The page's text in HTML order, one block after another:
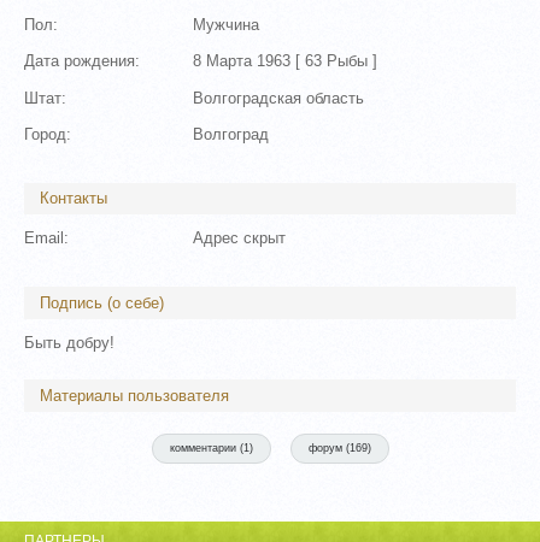
Пол: Мужчина
Дата рождения: 8 Марта 1963 [63 Рыбы ]
Штат: Волгоградская область
Город: Волгоград
Контакты
Email: Адрес скрыт
Подпись (о себе)
Быть добру!
Материалы пользователя
комментарии (1 ) форум (169)